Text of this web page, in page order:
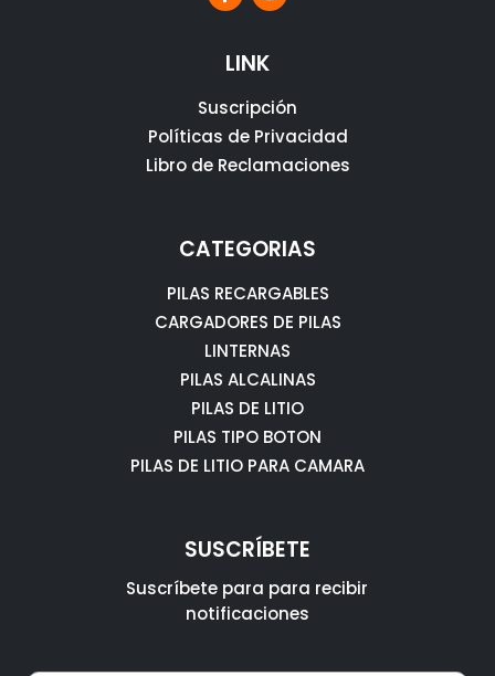
LINK
Suscripción
Políticas de Privacidad
Libro de Reclamaciones
CATEGORIAS
PILAS RECARGABLES
CARGADORES DE PILAS
LINTERNAS
PILAS ALCALINAS
PILAS DE LITIO
PILAS TIPO BOTON
PILAS DE LITIO PARA CAMARA
SUSCRÍBETE
Suscríbete para para recibir
notificaciones